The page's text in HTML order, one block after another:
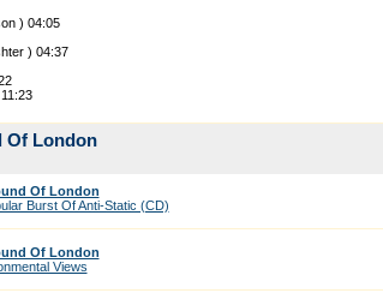
) 04:05
) 04:37
Of London
Of London
Burst Of Anti-Static (CD)
Of London
Views